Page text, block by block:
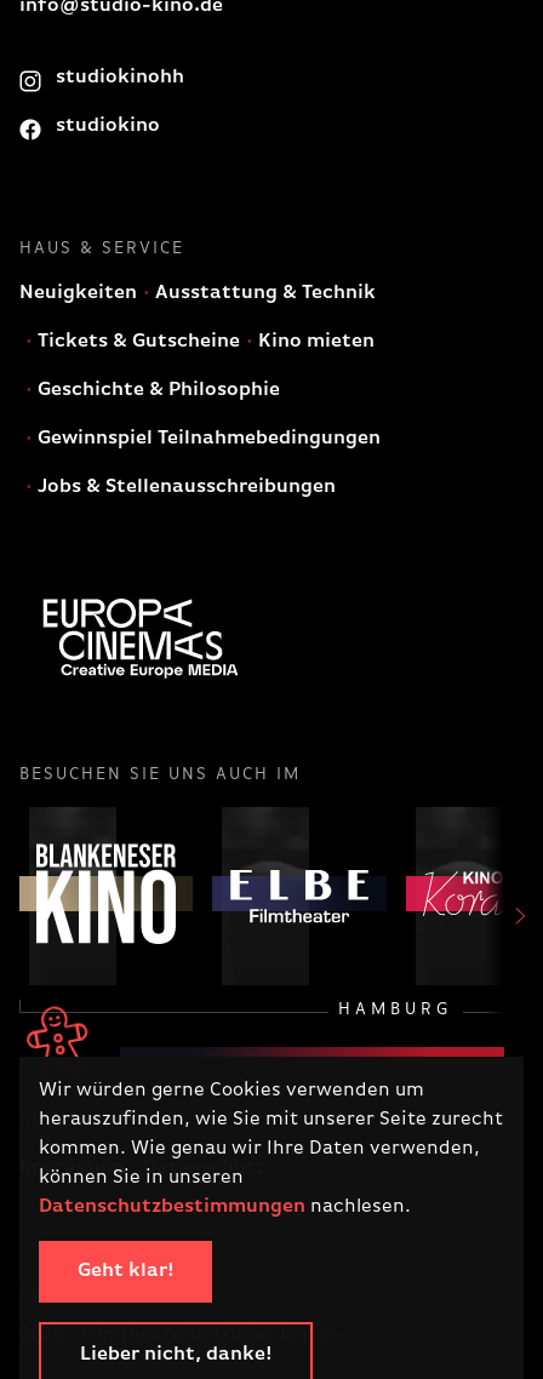
Wir würden gerne Cookies verwenden um
herauszufinden, wie Sie mit unserer Seite zurecht
kommen. Wie genau wir Ihre Daten verwenden,
können Sie in unseren
Datenschutzbestimmungen nachlesen.
Geht klar!
Lieber nicht, danke!
info@studio-kino.de
studiokinohh
studiokino
HAUS & SERVICE
Neuigkeiten Ausstattung & Technik
Tickets & Gutscheine Kino mieten
Geschichte & Philosophie
Gewinnspiel Teilnahmebedingungen
Jobs & Stellenausschreibungen
BESUCHEN SIE UNS AUCH IM
HAMBURG
RECHTLICHES
Impressum Datenschutz